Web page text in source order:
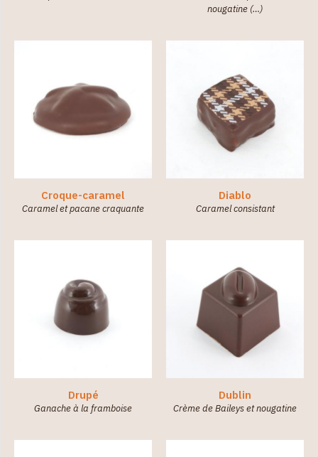
nougatine (…)
Croque-caramel
Caramel et pacane craquante
Diablo
Caramel consistant
Drupé
Ganache à la framboise
Dublin
Crème de Baileys et nougatine